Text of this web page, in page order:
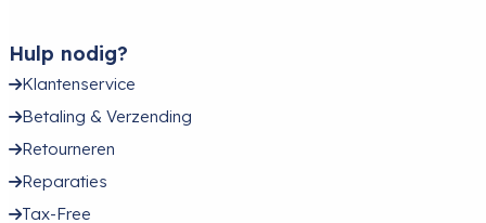
Hulp nodig?
Klantenservice
Betaling & Verzending
Retourneren
Reparaties
Tax-Free